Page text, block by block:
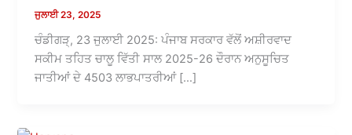
ਜੁਲਾਈ 23, 2025
ਚੰਡੀਗੜ੍, 23 ਜੁਲਾਈ 2025: ਪੰਜਾਬ ਸਰਕਾਰ ਵੱਲੋਂ ਅਸ਼ੀਰਵਾਦ
ਸਕੀਮ ਤਹਿਤ ਚਾਲੂ ਵਿੱਤੀ ਸਾਲ 2025-26 ਦੌਰਾਨ ਅਨੁਸੂਚਿਤ
ਜਾਤੀਆਂ ਦੇ 4503 ਲਾਭਪਾਤਰੀਆਂ […]